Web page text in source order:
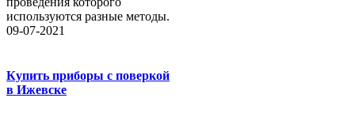
используются разные методы.
09-07-2021
Купить приборы с поверкой
в Ижевске